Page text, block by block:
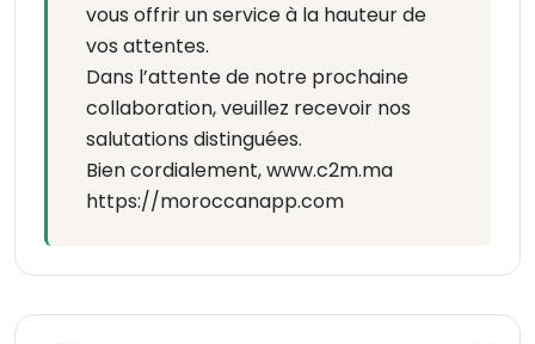
vous offrir un service à la hauteur de
vos attentes.
Dans l’attente de notre prochaine
collaboration, veuillez recevoir nos
salutations distinguées.
Bien cordialement, www.c2m.ma
https://moroccanapp.com